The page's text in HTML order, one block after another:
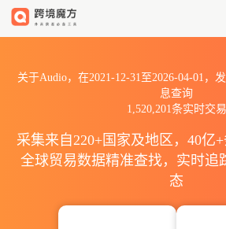
关于Audio，在2021-12-31至2026-04-01，
息查询
1,520,201条实时交易
采集来自220+国家及地区，40亿+
全球贸易数据精准查找，实时追
态